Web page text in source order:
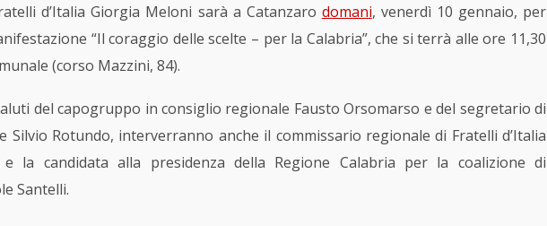
d’Italia Giorgia Meloni sarà a Catanzaro domani, venerdì 10 gennaio, per
“Il coraggio delle scelte – per la Calabria”, che si terrà alle ore 11,30
(corso Mazzini, 84).
del capogruppo in consiglio regionale Fausto Orsomarso e del segretario di
Silvio Rotundo, interverranno anche il commissario regionale di Fratelli d’Italia
la candidata alla presidenza della Regione Calabria per la coalizione di
Santelli.